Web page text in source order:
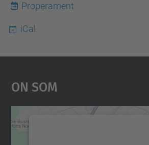
Properament
iCal
On Som